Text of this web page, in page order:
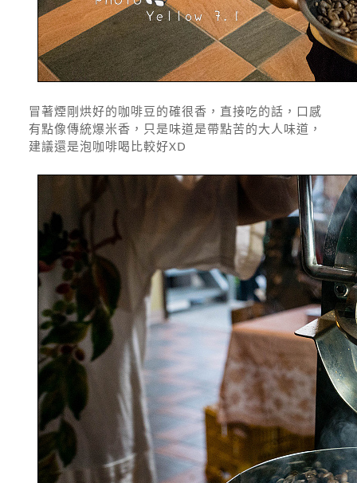
冒著煙剛烘好的咖啡豆的確很香，直接吃的話，口感
有點像傳統爆米香，只是味道是帶點苦的大人味道，
建議還是泡咖啡喝比較好XD